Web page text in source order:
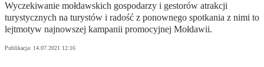
Wyczekiwanie mołdawskich gospodarzy i gestorów atrakcji
turystycznych na turystów i radość z ponownego spotkania z nimi to
lejtmotyw najnowszej kampanii promocyjnej Mołdawii.
Publikacja: 14.07.2021 12:16